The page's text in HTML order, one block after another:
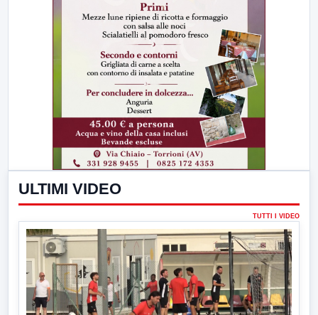
ULTIMI VIDEO
TUTTI I VIDEO